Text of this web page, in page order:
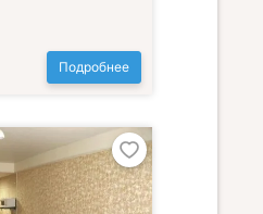
Подробнее